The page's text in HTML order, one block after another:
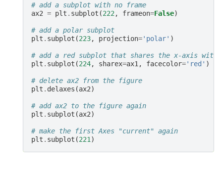
# add a subplot with no frame
ax2 = plt . subplot (222 , frameon=False)
# add a polar subplot
plt . subplot (223, projection='polar' )
# add a red subplot that shares the x-axis with
plt . subplot (224, sharex=ax1 , facecolor='red' )
# delete ax2 from the figure
plt . delaxes (ax2)
# add ax2 to the figure again
plt . subplot (ax2)
# make the first Axes "current" again
plt . subplot (221 )